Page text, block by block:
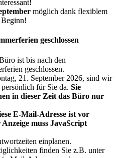
möglich dank flexiblem
Beginn!
geschlossen
ist bis nach den
geschlossen.
21. September 2026, sind wir
für Sie da. Sie
in dieser Zeit das Büro nur
E-Mail-Adresse ist vor
muss JavaScript
einplanen.
finden Sie z.B. unter